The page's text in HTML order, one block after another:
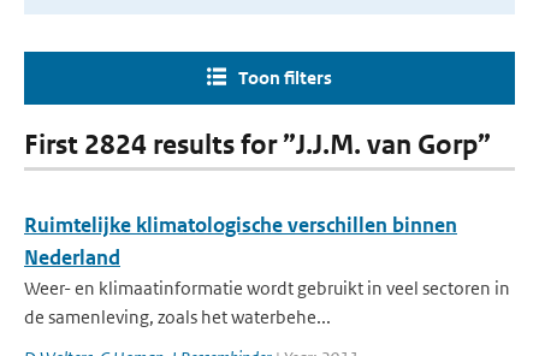
Toon filters
First 2824 results for ”J.J.M. van Gorp”
Ruimtelijke klimatologische verschillen binnen
Nederland
Weer- en klimaatinformatie wordt gebruikt in veel sectoren in
de samenleving, zoals het waterbehe...